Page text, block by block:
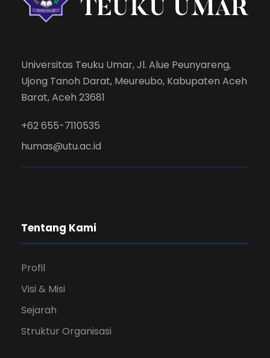
Universitas Teuku Umar, Jl. Alue Peunyareng,
Ujong Tanoh Darat, Meureubo, Kabupaten Aceh
Barat, Aceh 23681
+62 655-7110535
humas@utu.ac.id
Tentang Kami
Profil
Visi & Misi
Sejarah
Struktur Organisasi